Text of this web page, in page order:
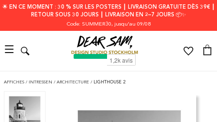
🌟 EN CE MOMENT : 30 % SUR LES POSTERS ┃ LIVRAISON GRATUITE DÈS 39€ ┃
RETOUR SOUS 30 JOURS ┃ LIVRAISON EN 2–7 JOURS 📦✨
Code: SUMMER30, jusqu'au 09/08
AFFICHES / INTRESSEN / ARCHITECTURE / LIGHTHOUSE 2